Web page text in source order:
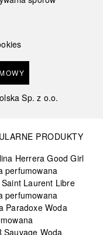
Sp. z o.o.
PRODUKTY
Herrera Good Girl
perfumowana
Laurent Libre
perfumowana
Paradoxe Woda
Sauvage Woda